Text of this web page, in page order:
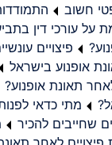
חשוב
על עורכי דין
פיצויים
אופנוע בישראל
תאונת אופנוע?
מתי כדאי
שחייבים להכיר